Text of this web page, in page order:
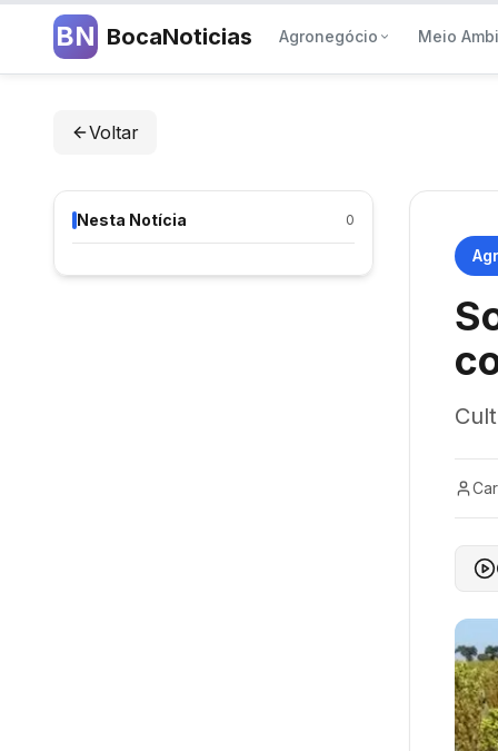
BN BocaNoticias Agronegócio Meio
Voltar
Nesta Notícia 0